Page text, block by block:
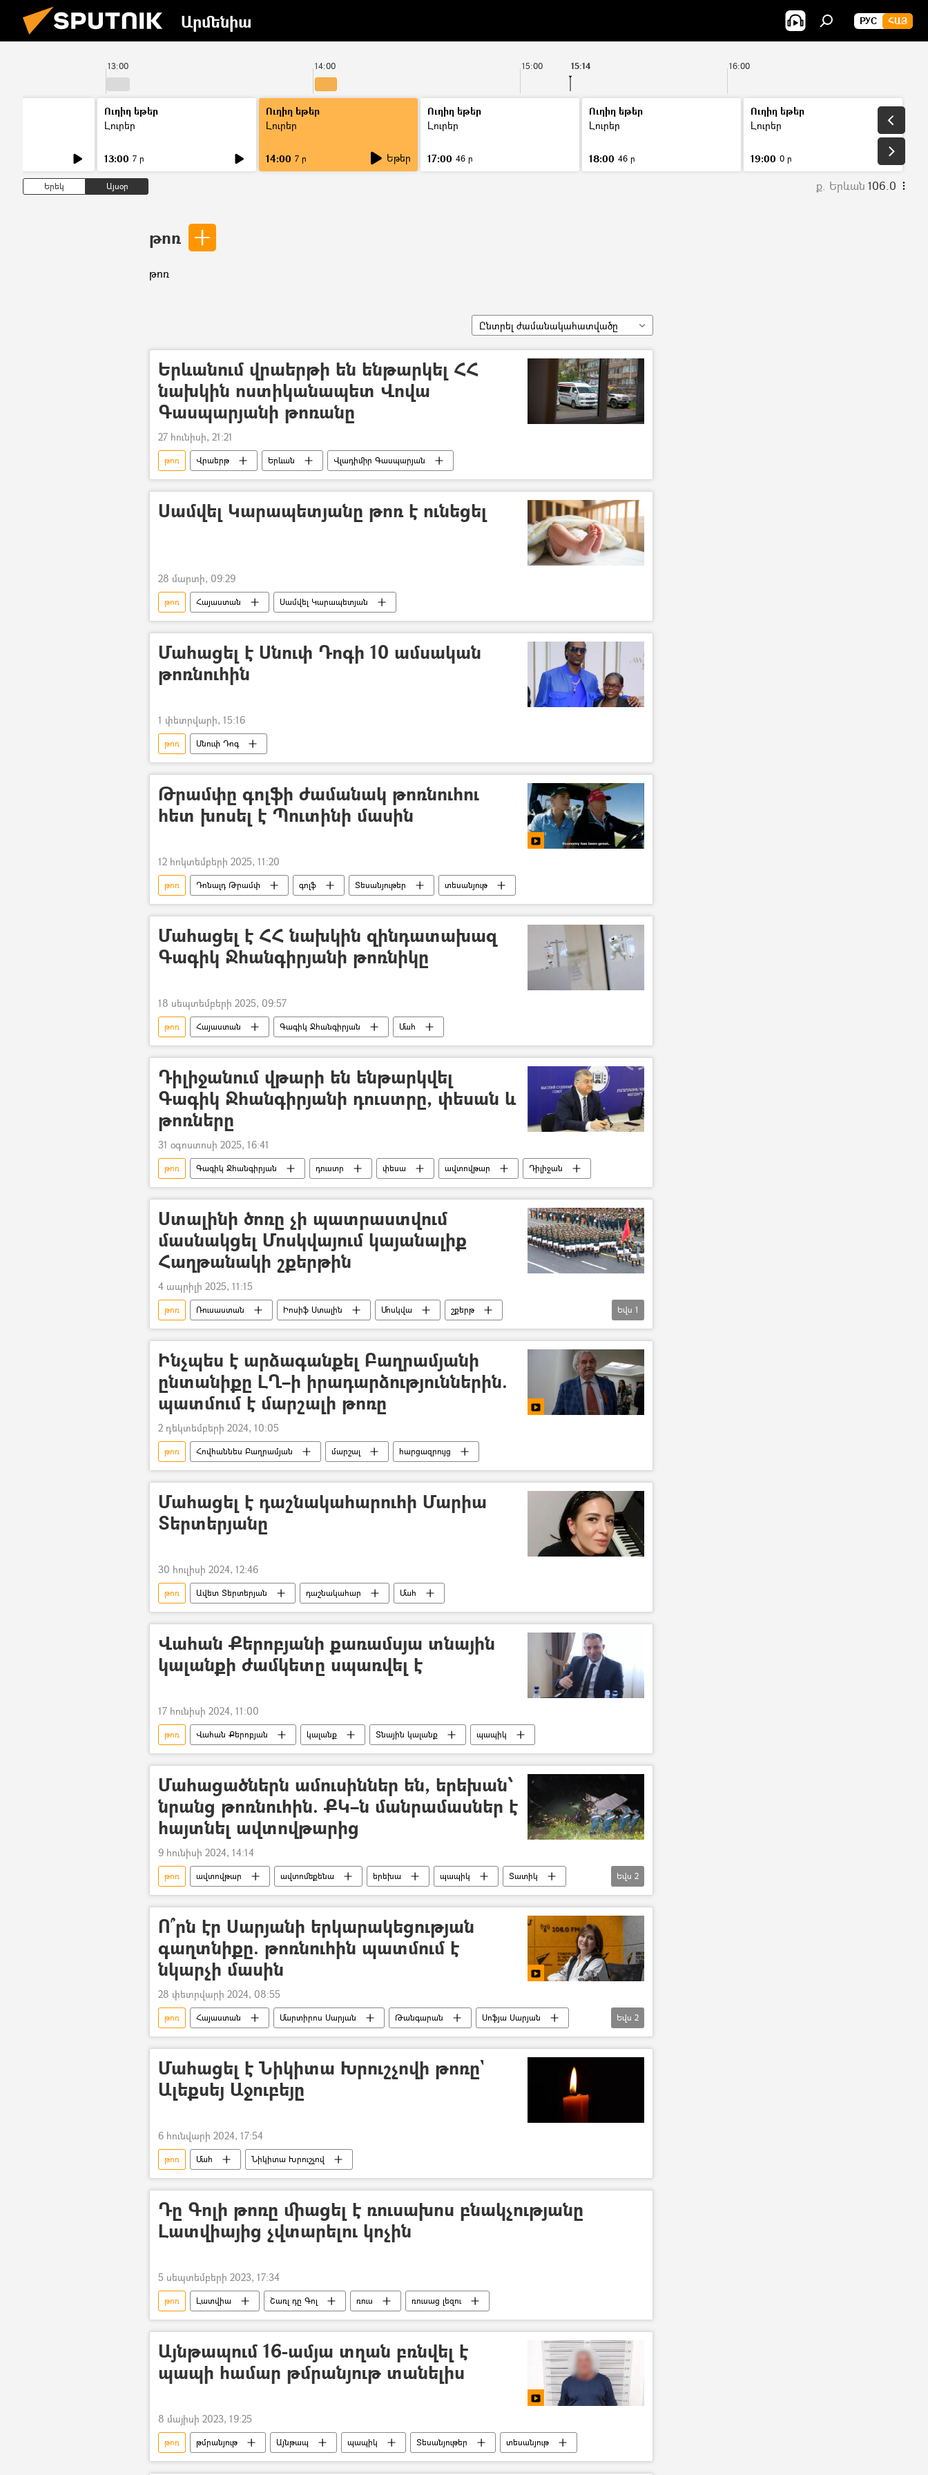
Արմենիա РУС ՀԱՅ
13:00 14:00 15:00 16:00
15:14
Ուղիղ եթեր
Լուրեր
13:00 7 ր
Ուղիղ եթեր
Լուրեր
14:00 7 ր Եթեր
Ուղիղ եթեր
Լուրեր
17:00 46 ր
Ուղիղ եթեր
Լուրեր
18:00 46 ր
Ուղիղ եթեր
Լուրեր
19:00 0 ր
Երեկ Այսօր ք. Երևան 106.0
թոռ
թոռ
Ընտրել ժամանակահատվածը
Երևանում վրաերթի են ենթարկել ՀՀ
նախկին ոստիկանապետ Վովա
Գասպարյանի թոռանը
27 հունիսի, 21:21
թոռ Վրաերթ Երևան Վլադիմիր Գասպարյան
Սամվել Կարապետյանը թոռ է ունեցել
28 մարտի, 09:29
թոռ Հայաստան Սամվել Կարապետյան
Մահացել է Սնուփ Դոգի 10 ամսական
թոռնուհին
1 փետրվարի, 15:16
թոռ Սնուփ Դոգ
Թրամփը գոլֆի ժամանակ թոռնուհու
հետ խոսել է Պուտինի մասին
12 հոկտեմբերի 2025, 11:20
թոռ Դոնալդ Թրամփ գոլֆ Տեսանյութեր տեսանյութ
Մահացել է ՀՀ նախկին զինդատախազ
Գագիկ Ջհանգիրյանի թոռնիկը
18 սեպտեմբերի 2025, 09:57
թոռ Հայաստան Գագիկ Ջհանգիրյան Մահ
Դիլիջանում վթարի են ենթարկվել
Գագիկ Ջհանգիրյանի դուստրը, փեսան և
թոռները
31 օգոստոսի 2025, 16:41
թոռ Գագիկ Ջհանգիրյան դուստր փեսա ավտովթար Դիլիջան
Ստալինի ծոռը չի պատրաստվում
մասնակցել Մոսկվայում կայանալիք
Հաղթանակի շքերթին
4 ապրիլի 2025, 11:15
թոռ Ռուսաստան Իոսիֆ Ստալին Մոսկվա
շքերթ
Հայրենական մեծ պատերազմ
Եվս 1
Ինչպես է արձագանքել Բաղրամյանի
ընտանիքը ԼՂ–ի իրադարձություններին.
պատմում է մարշալի թոռը
2 դեկտեմբերի 2024, 10:05
թոռ Հովհաննես Բաղրամյան մարշալ հարցազրույց
Մահացել է դաշնակահարուհի Մարիա
Տերտերյանը
30 հուլիսի 2024, 12:46
թոռ Ավետ Տերտերյան դաշնակահար Մահ
Վահան Քերոբյանի քառամսյա տնային
կալանքի ժամկետը սպառվել է
17 հունիսի 2024, 11:00
թոռ Վահան Քերոբյան կալանք Տնային կալանք պապիկ
Մահացածներն ամուսիններ են, երեխան՝
նրանց թոռնուհին. ՔԿ–ն մանրամասներ է
հայտնել ավտովթարից
9 հունիսի 2024, 14:14
թոռ ավտովթար ավտոմեքենա երեխա պապիկ
Տատիկ
ամուսին
ՀՀ քննչական կոմիտե
Եվս 2
Ո՞րն էր Սարյանի երկարակեցության
գաղտնիքը. թոռնուհին պատմում է
նկարչի մասին
28 փետրվարի 2024, 08:55
թոռ Հայաստան Մարտիրոս Սարյան Թանգարան
Սոֆյա Սարյան
տեսանյութ
Տեսանյութեր
Եվս 2
Մահացել է Նիկիտա Խրուշչովի թոռը`
Ալեքսեյ Աջուբեյը
6 հունվարի 2024, 17:54
թոռ Մահ Նիկիտա Խրուշչով
Դը Գոլի թոռը միացել է ռուսախոս բնակչությանը
Լատվիայից չվտարելու կոչին
5 սեպտեմբերի 2023, 17:34
թոռ Լատվիա Շառլ դը Գոլ ռուս ռուսաց լեզու
Այնթապում 16-ամյա տղան բռնվել է
պապի համար թմրանյութ տանելիս
8 մայիսի 2023, 19:25
թոռ թմրանյութ Այնթապ պապիկ Տեսանյութեր տեսանյութ